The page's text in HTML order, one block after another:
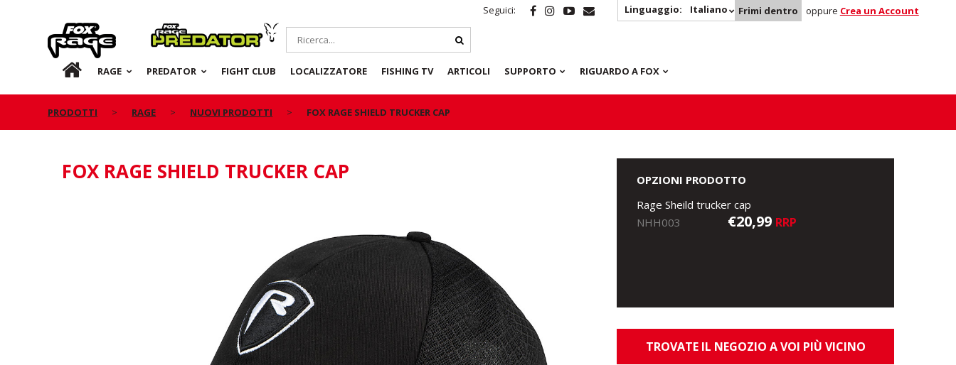
Seguici: Linguaggio: Italiano Frimi dentro oppure Crea un Account
Rage Predator
IT RAGE PREDATOR FIGHT CLUB LOCALIZZATORE FISHING TV ARTICOLI SUPPORTO RIGUARDO A FOX
PRODOTTI RAGE NUOVI PRODOTTI FOX RAGE SHIELD TRUCKER CAP
FOX RAGE SHIELD TRUCKER CAP
OPZIONI PRODOTTO
Rage Sheild trucker cap
NHH003
€20,99 RRP
TROVATE IL NEGOZIO A VOI PIÙ VICINO